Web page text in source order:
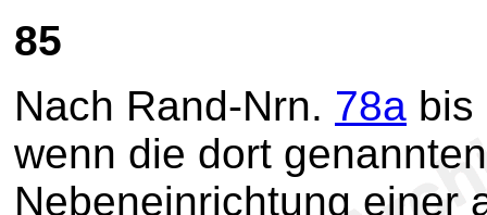
85
Nach Rand-Nrn. 78a bis
wenn die dort
Nebeneinrichtung einer